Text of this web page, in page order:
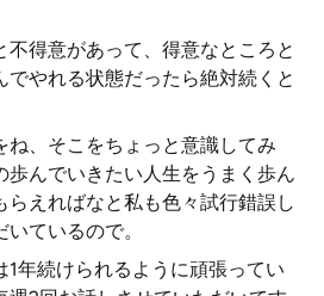
不得意があって、得意なところと
でやれる状態だったら絶対続くと
ね、そこをちょっと意識してみ
歩んでいきたい人生をうまく歩ん
らえればなと私も色々試行錯誤し
ているので。
1年続けられるように頑張ってい